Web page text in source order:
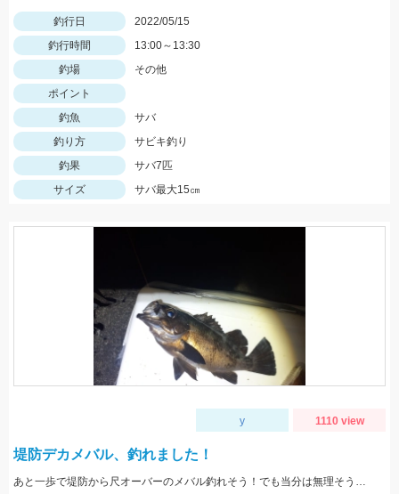
釣行日
2022/05/15
釣行時間
13:00～13:30
釣場
その他
ポイント
釣魚
サバ
釣り方
サビキ釣り
釣果
サバ7匹
サイズ
サバ最大15㎝
y 1110 view
堤防デカメバル、釣れました！
あと一歩で堤防から尺オーバーのメバル釣れそう！でも当分は無理そうです。